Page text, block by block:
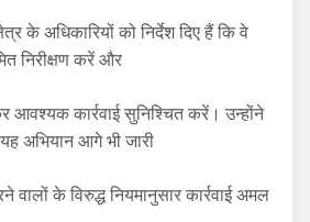
के अधिकारियों को निर्देश दिए हैं कि वे
निरीक्षण करें और
आवश्यक कार्रवाई सुनिश्चित करें। उन्होंने
अभियान आगे भी जारी
के विरुद्ध नियमानुसार कार्रवाई अमल